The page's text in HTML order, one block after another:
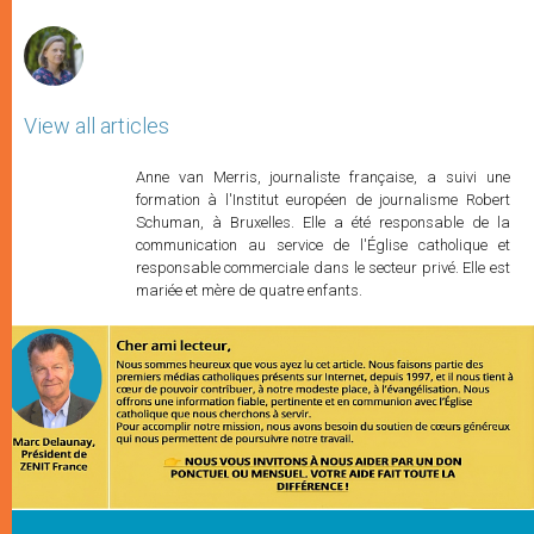
View all articles
Anne van Merris, journaliste française, a suivi une
formation à l'Institut européen de journalisme Robert
Schuman, à Bruxelles. Elle a été responsable de la
communication au service de l'Église catholique et
responsable commerciale dans le secteur privé. Elle est
mariée et mère de quatre enfants.